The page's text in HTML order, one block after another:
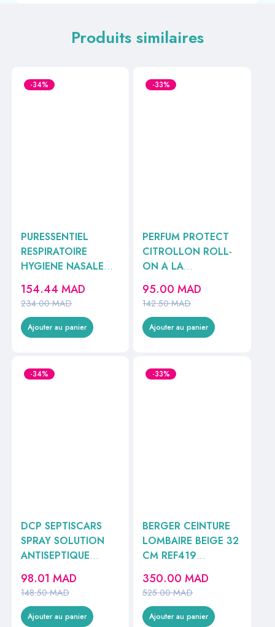
Produits similaires
-34%
PURESSENTIEL
RESPIRATOIRE
HYGIENE NASALE
SPRAY JET FORT
100ML //
234.00MAD
154.44 MAD
Ajouter au panier
-33%
PERFUM PROTECT
CITROLLON ROLL-
ON A LA
CITRONNELLE
REPULSIF ANTI
MOUSTIQUES
APAISANT 75ML
142.50MAD
95.00MAD
Ajouter au panier
-34%
DCP SEPTISCARS
SPRAY SOLUTION
ANTISEPTIQUE
125ML //
148.50MAD
98.01 MAD
Ajouter au panier
-33%
BERGER CEINTURE
LOMBAIRE BEIGE 32
CM REF419
STANDARD
525.00MAD
350.00MAD
Ajouter au panier